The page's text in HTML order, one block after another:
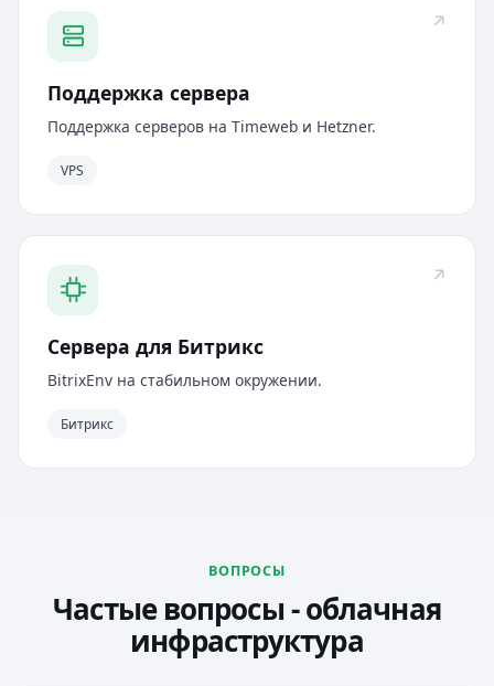
Поддержка сервера
Поддержка серверов на Timeweb и Hetzner.
VPS
Сервера для Битрикс
BitrixEnv на стабильном окружении.
Битрикс
ВОПРОСЫ
Частые вопросы - облачная
инфраструктура